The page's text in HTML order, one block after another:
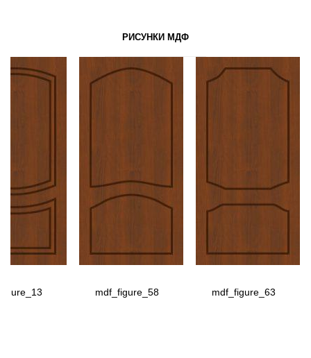
РИСУНКИ МДФ
mdf_figure_58 mdf_figure_63